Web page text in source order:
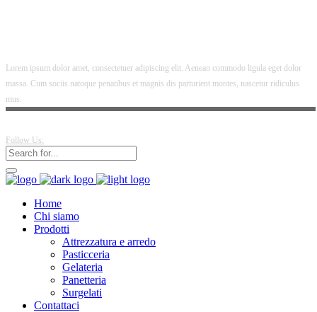
Lorem ipsum dolor amet, consectetuer adipiscing elit. Aenean commodo ligula eget dolor
massa. Cum sociis natoque penatibus et magnis dis parturient montes, nascetur ridiculus
mus.
Follow Us:
Home
Chi siamo
Prodotti
Attrezzatura e arredo
Pasticceria
Gelateria
Panetteria
Surgelati
Contattaci